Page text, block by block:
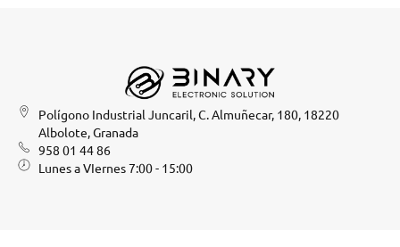
Polígono Industrial Juncaril, C. Almuñecar, 180, 18220
Albolote, Granada
958 01 44 86
Lunes a VIernes 7:00 - 15:00